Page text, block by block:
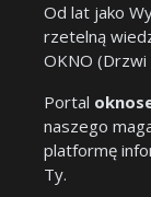
Od lat jako
rzetelną
OKNO (Drzwi
Portal
naszego
platformę
Ty.